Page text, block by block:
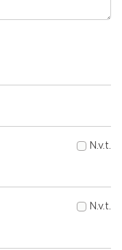
N.v.t.
N.v.t.